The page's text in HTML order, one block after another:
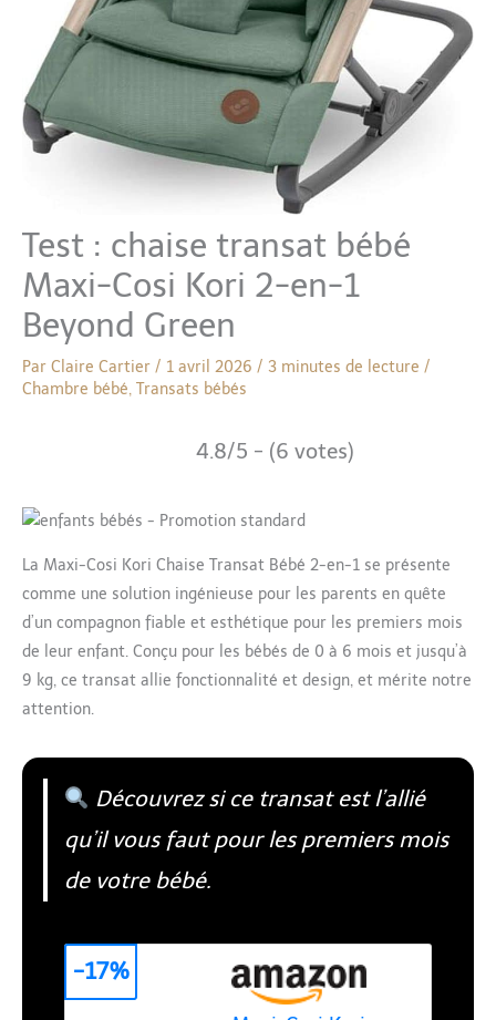
Test : chaise transat bébé
Maxi-Cosi Kori 2-en-1
Beyond Green
Par Claire Cartier / 1 avril 2026 / 3 minutes de lecture /
Chambre bébé, Transats bébés
4.8/5 - (6 votes)
La Maxi-Cosi Kori Chaise Transat Bébé 2-en-1 se présente
comme une solution ingénieuse pour les parents en quête
d’un compagnon fiable et esthétique pour les premiers mois
de leur enfant. Conçu pour les bébés de 0 à 6 mois et jusqu’à
9 kg, ce transat allie fonctionnalité et design, et mérite notre
attention.
Découvrez si ce transat est l’allié
qu’il vous faut pour les premiers mois
de votre bébé.
-17%